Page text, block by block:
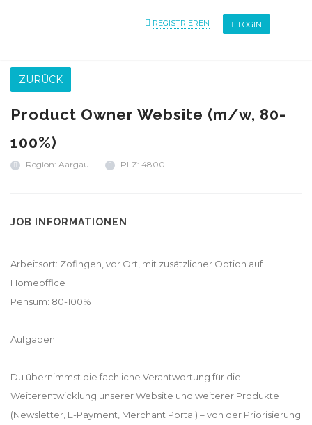
REGISTRIEREN LOGIN
ZURÜCK
Product Owner Website (m/w, 80-
100%)
Region: Aargau PLZ: 4800
JOB INFORMATIONEN
Arbeitsort: Zofingen, vor Ort, mit zusätzlicher Option auf
Homeoffice
Pensum: 80-100%
Aufgaben:
Du übernimmst die fachliche Verantwortung für die
Weiterentwicklung unserer Website und weiterer Produkte
(Newsletter, E-Payment, Merchant Portal) – von der Priorisierung